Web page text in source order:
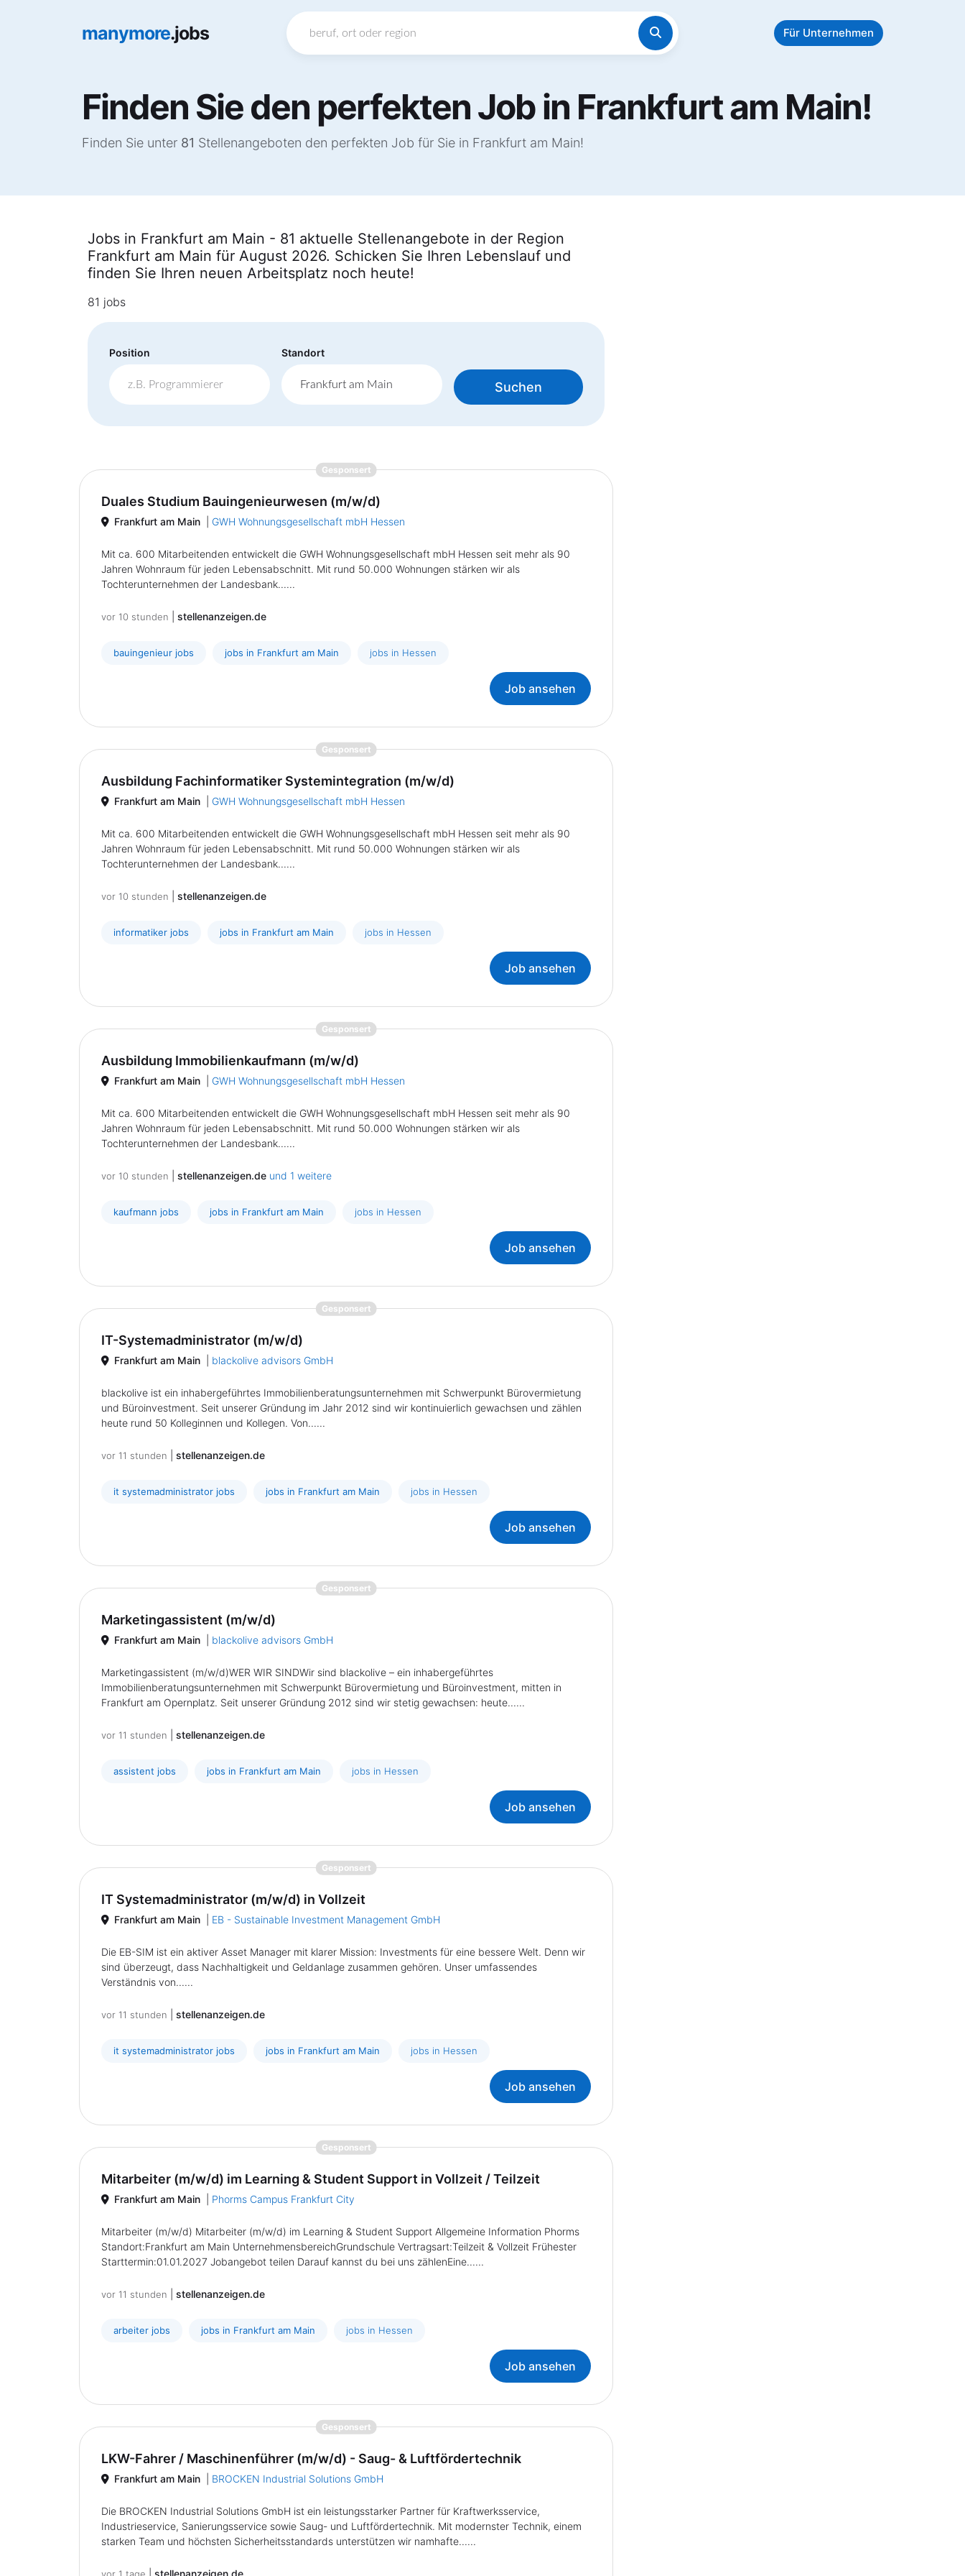
manymore.jobs Für Unternehmen
Finden Sie den perfekten Job in Frankfurt am Main!
Finden Sie unter 81 Stellenangeboten den perfekten Job für Sie in Frankfurt am Main!
Jobs in Frankfurt am Main - 81 aktuelle Stellenangebote in der Region
Frankfurt am Main für August 2026. Schicken Sie Ihren Lebenslauf und
finden Sie Ihren neuen Arbeitsplatz noch heute!
81 jobs
Position Standort
Suchen
Gesponsert{prompt.job}
Duales Studium Bauingenieurwesen (m/w/d)
Frankfurt am Main GWH Wohnungsgesellschaft mbH Hessen
Mit ca. 600 Mitarbeitenden entwickelt die GWH Wohnungsgesellschaft mbH Hessen seit mehr als 90
Jahren Wohnraum für jeden Lebensabschnitt. Mit rund 50.000 Wohnungen stärken wir als
Tochterunternehmen der Landesbank......
vor 10 stunden stellenanzeigen.de
bauingenieur jobs jobs in Frankfurt am Main jobs in Hessen
Job ansehen
Gesponsert{prompt.job}
Ausbildung Fachinformatiker Systemintegration (m/w/d)
Frankfurt am Main GWH Wohnungsgesellschaft mbH Hessen
Mit ca. 600 Mitarbeitenden entwickelt die GWH Wohnungsgesellschaft mbH Hessen seit mehr als 90
Jahren Wohnraum für jeden Lebensabschnitt. Mit rund 50.000 Wohnungen stärken wir als
Tochterunternehmen der Landesbank......
vor 10 stunden stellenanzeigen.de
informatiker jobs jobs in Frankfurt am Main jobs in Hessen
Job ansehen
Gesponsert{prompt.job}
Ausbildung Immobilienkaufmann (m/w/d)
Frankfurt am Main GWH Wohnungsgesellschaft mbH Hessen
Mit ca. 600 Mitarbeitenden entwickelt die GWH Wohnungsgesellschaft mbH Hessen seit mehr als 90
Jahren Wohnraum für jeden Lebensabschnitt. Mit rund 50.000 Wohnungen stärken wir als
Tochterunternehmen der Landesbank......
vor 10 stunden stellenanzeigen.de und 1 weitere
kaufmann jobs jobs in Frankfurt am Main jobs in Hessen
Job ansehen
Gesponsert{prompt.job}
IT-Systemadministrator (m/w/d)
Frankfurt am Main blackolive advisors GmbH
blackolive ist ein inhabergeführtes Immobilienberatungsunternehmen mit Schwerpunkt Bürovermietung
und Büroinvestment. Seit unserer Gründung im Jahr 2012 sind wir kontinuierlich gewachsen und zählen
heute rund 50 Kolleginnen und Kollegen. Von......
vor 11 stunden stellenanzeigen.de
it systemadministrator jobs jobs in Frankfurt am Main jobs in Hessen
Job ansehen
Gesponsert{prompt.job}
Marketingassistent (m/w/d)
Frankfurt am Main blackolive advisors GmbH
Marketingassistent (m/w/d)WER WIR SINDWir sind blackolive – ein inhabergeführtes
Immobilienberatungsunternehmen mit Schwerpunkt Bürovermietung und Büroinvestment, mitten in
Frankfurt am Opernplatz. Seit unserer Gründung 2012 sind wir stetig gewachsen: heute......
vor 11 stunden stellenanzeigen.de
assistent jobs jobs in Frankfurt am Main jobs in Hessen
Job ansehen
Gesponsert{prompt.job}
IT Systemadministrator (m/w/d) in Vollzeit
Frankfurt am Main EB - Sustainable Investment Management GmbH
Die EB-SIM ist ein aktiver Asset Manager mit klarer Mission: Investments für eine bessere Welt. Denn wir
sind überzeugt, dass Nachhaltigkeit und Geldanlage zusammen gehören. Unser umfassendes
Verständnis von......
vor 11 stunden stellenanzeigen.de
it systemadministrator jobs jobs in Frankfurt am Main jobs in Hessen
Job ansehen
Gesponsert{prompt.job}
Mitarbeiter (m/w/d) im Learning & Student Support in Vollzeit / Teilzeit
Frankfurt am Main Phorms Campus Frankfurt City
Mitarbeiter (m/w/d) Mitarbeiter (m/w/d) im Learning & Student Support Allgemeine Information Phorms
Standort:Frankfurt am Main UnternehmensbereichGrundschule Vertragsart:Teilzeit & Vollzeit Frühester
Starttermin:01.01.2027 Jobangebot teilen Darauf kannst du bei uns zählenEine......
vor 11 stunden stellenanzeigen.de
arbeiter jobs jobs in Frankfurt am Main jobs in Hessen
Job ansehen
Gesponsert{prompt.job}
LKW-Fahrer / Maschinenführer (m/w/d) - Saug- & Luftfördertechnik
Frankfurt am Main BROCKEN Industrial Solutions GmbH
Die BROCKEN Industrial Solutions GmbH ist ein leistungsstarker Partner für Kraftwerksservice,
Industrieservice, Sanierungsservice sowie Saug- und Luftfördertechnik. Mit modernster Technik, einem
starken Team und höchsten Sicherheitsstandards unterstützen wir namhafte......
stellenanzeigen.de